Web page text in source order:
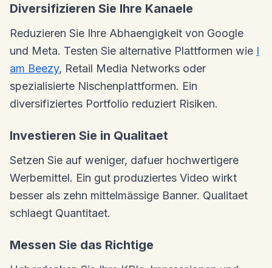
Diversifizieren Sie Ihre Kanaele
Reduzieren Sie Ihre Abhaengigkeit von Google
und Meta. Testen Sie alternative Plattformen wie I
am Beezy, Retail Media Networks oder
spezialisierte Nischenplattformen. Ein
diversifiziertes Portfolio reduziert Risiken.
Investieren Sie in Qualitaet
Setzen Sie auf weniger, dafuer hochwertigere
Werbemittel. Ein gut produziertes Video wirkt
besser als zehn mittelmässige Banner. Qualitaet
schlaegt Quantitaet.
Messen Sie das Richtige